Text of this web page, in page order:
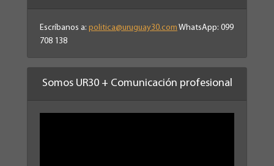
Escríbanos a: politica@uruguay30.com WhatsApp: 099
708 138
Somos UR30 + Comunicación profesional